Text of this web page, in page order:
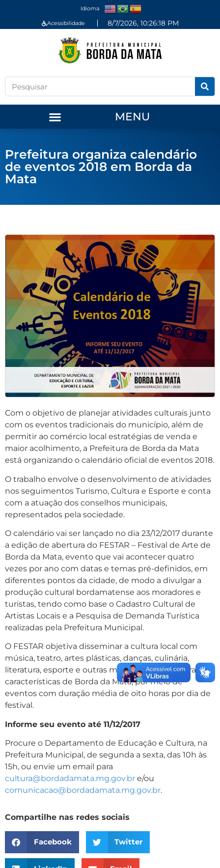
Idioma
Acessibilidade 8/7/2026, 10:26:19 PM
MENU
Prefeitura organiza calendário
de eventos 2018 em Borda da
Mata
Com o objetivo de planejar atividades culturais junto
com os eventos tradicionais do município, além de
permitir ao comércio local estratégias de venda e
maior acolhimento, a Prefeitura de Borda da Mata
está organizando o calendário oficial de eventos 2018.
O trabalho envolve o desenvolvimento de atividades
nos seguimentos Turismo, Cultura e Esporte e conta
com a atuação dos conselhos municipais,
representados pela sociedade.
O calendário vai ser lançado no dia 23/12/2017 durante
a edição de abertura do FESTAR – Festival de Arte de
Borda da Mata, evento que vai acontecer quatro
vezes por ano com datas e temas pré-definidos, em
diferentes pontos da cidade, de modo a divulgar a
produção cultural bordamatense aos moradores e
turistas, tendo como base o Cadastro Cultural de
Artistas Locais e a Pesquisa de Demanda Turística
realizadas pela Prefeitura Municipal.
O FESTAR objetiva disseminar a cultura local com
música, teatro, artes plásticas, danças, culinária,
literatura, esporte e outras manifestações culturais
características de Borda da Mata, por meio de
eventos com duração média de oito horas por dia de
festival.
Informe seu evento até 11/12/2017
Procure o Departamento de Educação e Cultura, na
Prefeitura Municipal, de segunda a sexta, das 10h às
15h, ou envie um email para
cultura@bordadamata.mg.gov.br e/ou
comunicacao@bordadamata.mg.gov.br.
Compartilhe nas redes sociais
Facebook Twitter